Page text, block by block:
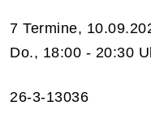
7 Termine,
Do., 18:00 - 20:30
26-3-13036